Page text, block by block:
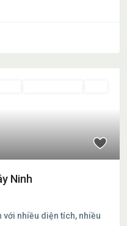
Ninh
với nhiều diện tích, nhiều